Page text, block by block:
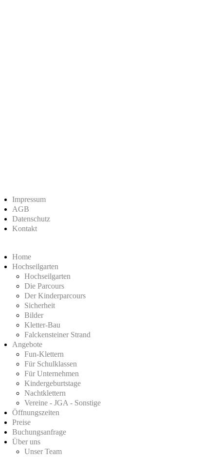
Impressum
AGB
Datenschutz
Kontakt
Home
Hochseilgarten
Hochseilgarten
Die Parcours
Der Kinderparcours
Sicherheit
Bilder
Kletter-Bau
Falckensteiner Strand
Angebote
Fun-Klettern
Für Schulklassen
Für Unternehmen
Kindergeburtstage
Nachtklettern
Vereine - JGA - Sonstige
Öffnungszeiten
Preise
Buchungsanfrage
Über uns
Unser Team